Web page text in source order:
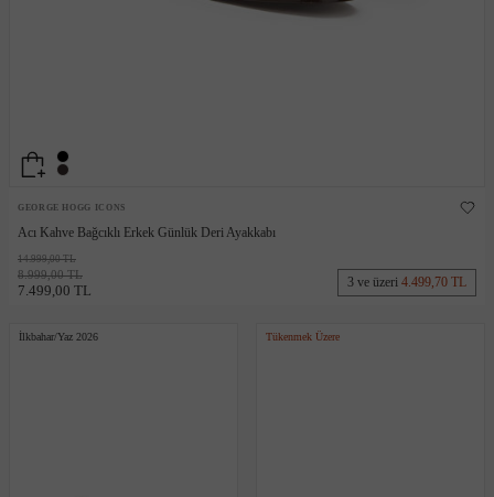
GEORGE HOGG ICONS
Acı Kahve Bağcıklı Erkek Günlük Deri Ayakkabı
14.999,00 TL
8.999,00 TL
7.499,00 TL 3 ve üzeri 4.499,70 TL
İlkbahar/Yaz 2026 Tükenmek Üzere